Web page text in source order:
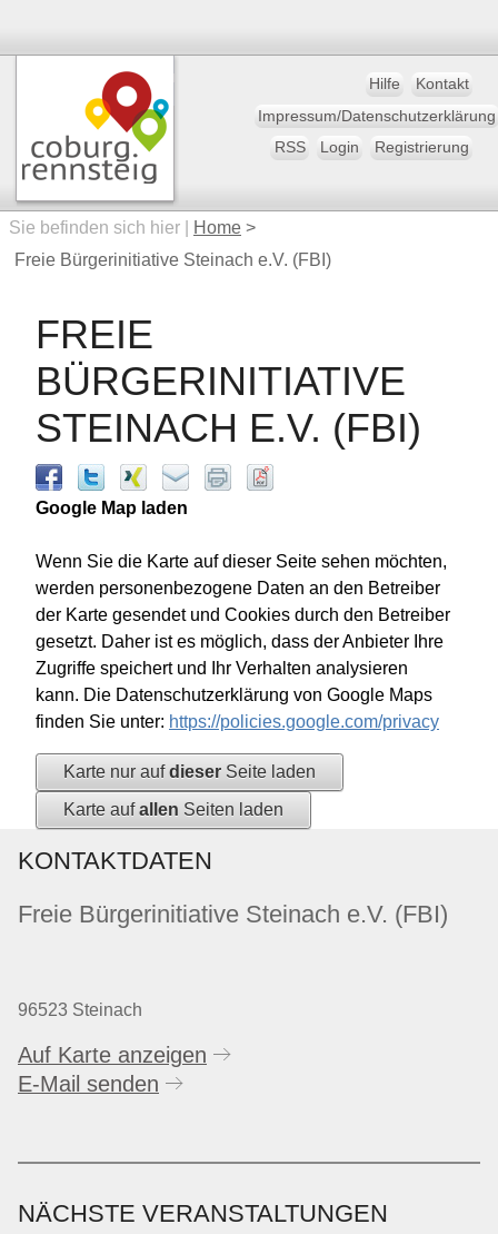
Hilfe
Kontakt
Impressum/Datenschutzerklärung
RSS
Login Registrierung
Sie befinden sich hier | Home >
Freie Bürgerinitiative Steinach e.V. (FBI)
FREIE
BÜRGERINITIATIVE
STEINACH E.V. (FBI)
Google Map laden
Wenn Sie die Karte auf dieser Seite sehen möchten,
werden personenbezogene Daten an den Betreiber
der Karte gesendet und Cookies durch den Betreiber
gesetzt. Daher ist es möglich, dass der Anbieter Ihre
Zugriffe speichert und Ihr Verhalten analysieren
kann. Die Datenschutzerklärung von Google Maps
finden Sie unter: https://policies.google.com/privacy
Karte nur aufdieser Seite laden
Karte aufallen Seiten laden
KONTAKTDATEN
Freie Bürgerinitiative Steinach e.V. (FBI)
96523 Steinach
Auf Karte anzeigen
E-Mail senden
NÄCHSTE VERANSTALTUNGEN